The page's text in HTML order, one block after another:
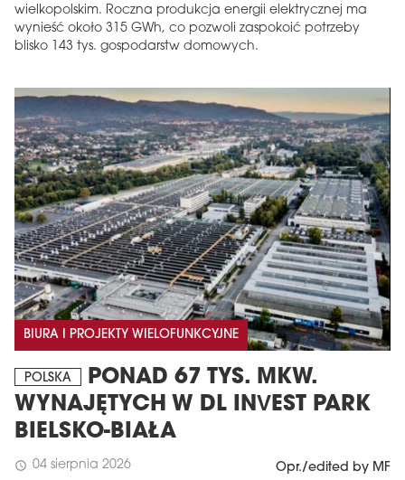
wielkopolskim. Roczna produkcja energii elektrycznej ma
wynieść około 315 GWh, co pozwoli zaspokoić potrzeby
blisko 143 tys. gospodarstw domowych.
BIURA I PROJEKTY WIELOFUNKCYJNE
POLSKA
PONAD 67 TYS. MKW.
WYNAJĘTYCH W DL INVEST PARK
BIELSKO-BIAŁA
schedule 04 sierpnia 2026 Opr./edited by MF